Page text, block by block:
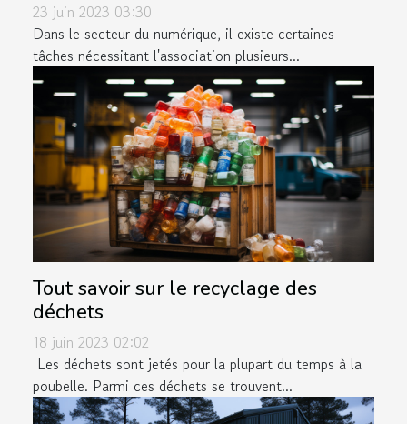
23 juin 2023 03:30
Dans le secteur du numérique, il existe certaines
tâches nécessitant l'association plusieurs...
Tout savoir sur le recyclage des
déchets
18 juin 2023 02:02
Les déchets sont jetés pour la plupart du temps à la
poubelle. Parmi ces déchets se trouvent...